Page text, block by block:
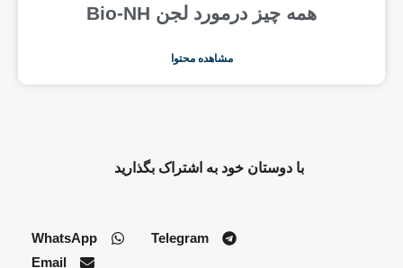
همه چیز درمورد لجن Bio-NH
مشاهده محتوا
با دوستان خود به اشتراک بگذارید
Telegram
WhatsApp
Email